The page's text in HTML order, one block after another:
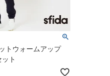
トウォームアップ
ト